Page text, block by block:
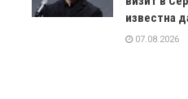
известна
07.08.2026